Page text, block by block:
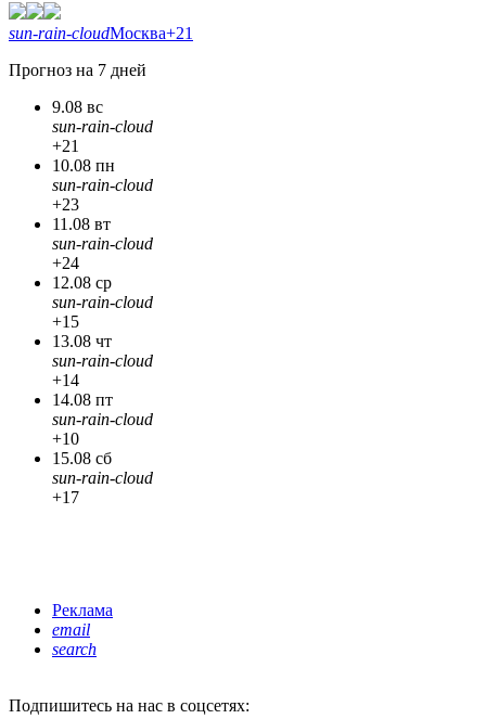
sun-rain-cloudМосква+21
Прогноз на 7 дней
9.08 вс
sun-rain-cloud
+21
10.08 пн
sun-rain-cloud
+23
11.08 вт
sun-rain-cloud
+24
12.08 ср
sun-rain-cloud
+15
13.08 чт
sun-rain-cloud
+14
14.08 пт
sun-rain-cloud
+10
15.08 сб
sun-rain-cloud
+17
Реклама
email
search
Подпишитесь на нас в соцсетях: